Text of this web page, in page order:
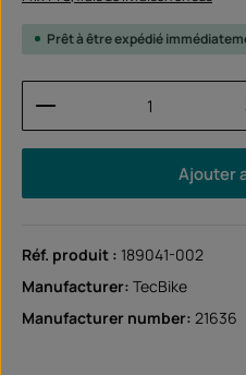
Prêt à être expédié
Quantité de produit :
Ajouter
Réf. produit : 189041-002
Manufacturer: TecBike
Manufacturer number: 21636